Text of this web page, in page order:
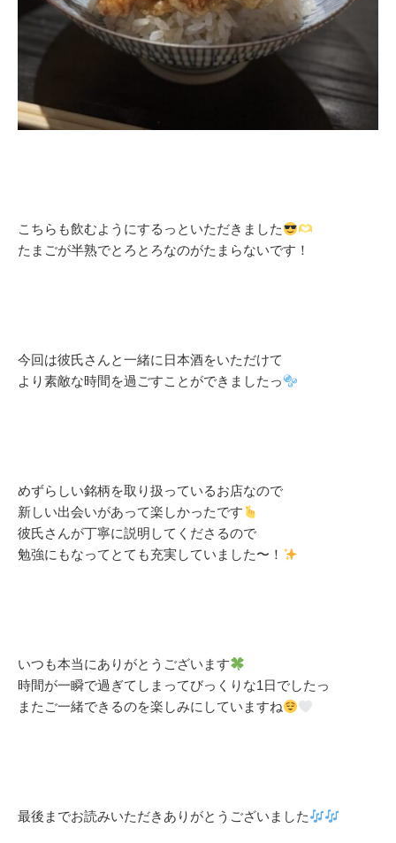
こちらも飲むようにするっといただきました
たまごが半熟でとろとろなのがたまらないです！
今回は彼氏さんと一緒に日本酒をいただけて
より素敵な時間を過ごすことができましたっ
めずらしい銘柄を取り扱っているお店なので
新しい出会いがあって楽しかったです
彼氏さんが丁寧に説明してくださるので
勉強にもなってとても充実していました〜！
いつも本当にありがとうございます
時間が一瞬で過ぎてしまってびっくりな1日でしたっ
またご一緒できるのを楽しみにしていますね
最後までお読みいただきありがとうございました